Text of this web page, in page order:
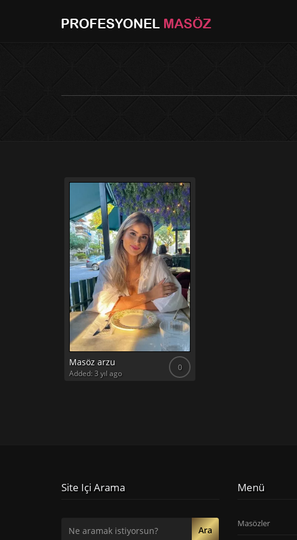
Masöz arzu 0
Added: 3 yıl ago
Site Içi Arama
Ara
Menü
Masözler